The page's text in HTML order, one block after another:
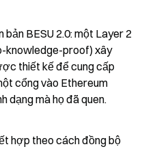
bản BESU 2.0: một Layer 2
knowledge-proof) xây
thiết kế để cung cấp
cổng vào Ethereum
dạng mà họ đã quen.
hợp theo cách đồng bộ